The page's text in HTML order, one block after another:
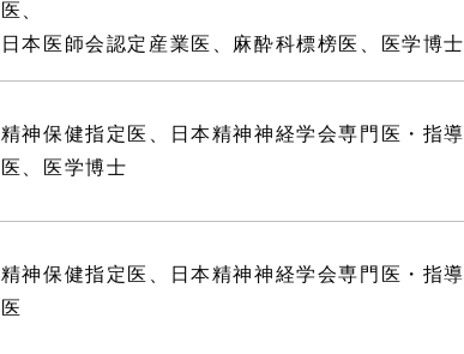
医、
日本医師会認定産業医、麻酔科標榜医、医学博士
精神保健指定医、日本精神神経学会専門医・指導
医、医学博士
精神保健指定医、日本精神神経学会専門医・指導
医